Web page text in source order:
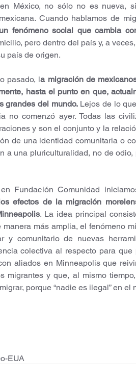
Cuando hablamos de
fenómeno social que cambia
pero dentro del país y, a
país de origen.
pasado, la migración de
hasta el punto en que,
grandes del mundo. Lejos de lo
no comenzó ayer. Todas las
y son el conjunto y la
de una identidad comunitaria o
a una pluriculturalidad, no de
Fundación Comunidad
efectos de la migración
. La idea principal
manera más amplia, el fenómeno
y comunitario de nuevas
colectiva al respecto para
aliados en Minneapolis que
migrantes y que, al mismo
porque “nadie es ilegal” en el
EUA